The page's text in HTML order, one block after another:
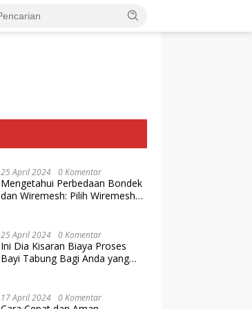
25 April 2024 0 Komentar
Mengetahui Perbedaan Bondek
dan Wiremesh: Pilih Wiremesh
25 April 2024 0 Komentar
Ini Dia Kisaran Biaya Proses
Bayi Tabung Bagi Anda yang
17 April 2024 0 Komentar